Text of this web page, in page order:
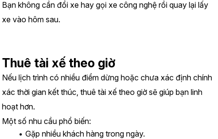
Bạn không cần đổi xe hay gọi xe công nghệ rồi quay lại lấy
xe vào hôm sau.
Thuê tài xế theo giờ
Nếu lịch trình có nhiều điểm dừng hoặc chưa xác định chính
xác thời gian kết thúc, thuê tài xế theo giờ sẽ giúp bạn linh
hoạt hơn.
Một số nhu cầu phổ biến:
Gặp nhiều khách hàng trong ngày.